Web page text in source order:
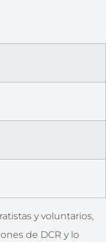
y voluntarios,
de DCR y lo